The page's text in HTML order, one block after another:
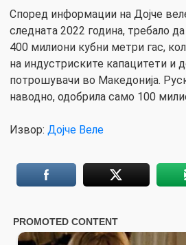
Според информации на Дојче
следната 2022 година, требало
400 милиони кубни метри гас,
на индустриските капацитети и
потрошувачи во Македонија.
наводно, одобрила само 100
Извор: Дојче Веле